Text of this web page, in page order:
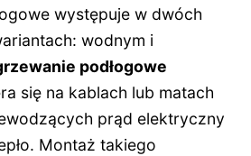
występuje w dwóch
wodnym i
podłogowe
się na kablach lub matach
prąd elektryczny
Montaż takiego